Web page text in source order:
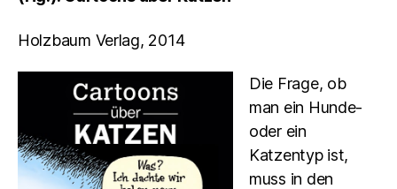
Holzbaum Verlag, 2014
Die Frage, ob
man ein Hunde-
oder ein
Katzentyp ist,
muss in den